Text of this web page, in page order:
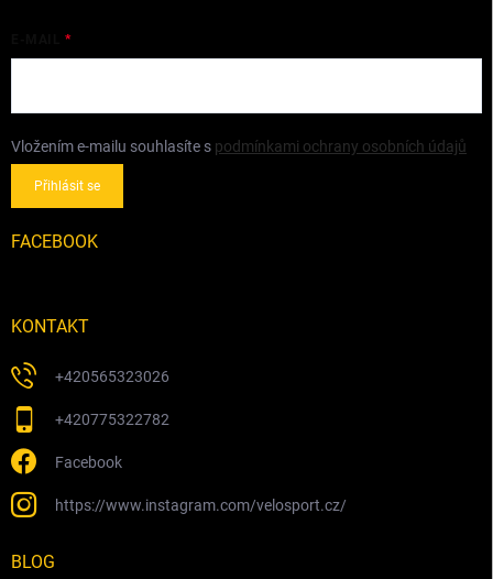
Vložením e-mailu souhlasíte s podmínkami ochrany osobních údajů
Přihlásit se
FACEBOOK
KONTAKT
+420565323026
+420775322782
Facebook
https://www.instagram.com/velosport.cz/
BLOG